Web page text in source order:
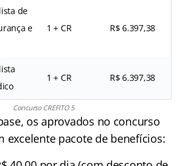
de
e
1 + CR R$ 6.397,38
1 + CR R$ 6.397,38
Concurso CREFITO 5
os aprovados no concurso
excelente pacote de benefícios: